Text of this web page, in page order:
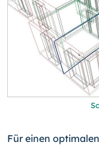
Für einen